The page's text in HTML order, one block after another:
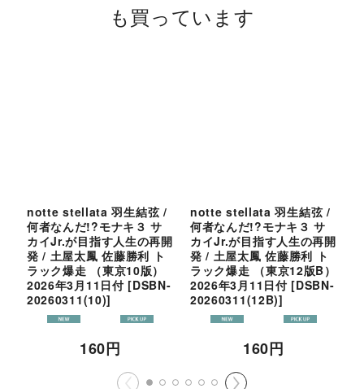
も買っています
notte stellata 羽生結弦 /
何者なんだ!?モナキ３ サ
カイJr.が目指す人生の再開
発 / 土屋太鳳 佐藤勝利 ト
ラック爆走 （東京10版）
2026年3月11日付 [DSBN-
20260311(10)]
160円
notte stellata 羽生結弦 /
何者なんだ!?モナキ３ サ
カイJr.が目指す人生の再開
発 / 土屋太鳳 佐藤勝利 ト
ラック爆走 （東京12版B）
2026年3月11日付 [DSBN-
20260311(12B)]
160円